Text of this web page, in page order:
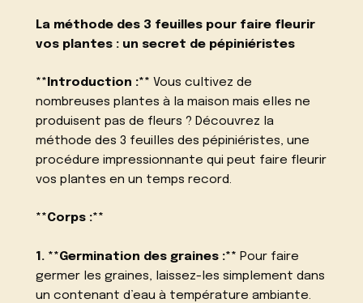
La méthode des 3 feuilles pour faire fleurir
vos plantes : un secret de pépiniéristes
**Introduction :** Vous cultivez de
nombreuses plantes à la maison mais elles ne
produisent pas de fleurs ? Découvrez la
méthode des 3 feuilles des pépiniéristes, une
procédure impressionnante qui peut faire fleurir
vos plantes en un temps record.
**Corps :**
1. **Germination des graines :** Pour faire
germer les graines, laissez-les simplement dans
un contenant d’eau à température ambiante.